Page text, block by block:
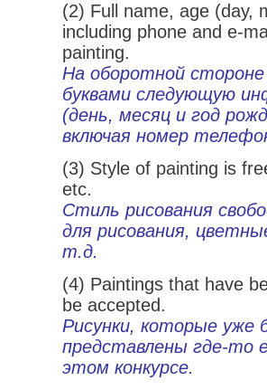
(2) Full name, age (day,
including phone and e-
painting.
На оборотной
буквами следующую
(день, месяц и год
включая номер
(3) Style of painting is
etc.
Стиль рисования
для рисования,
т.д.
(4) Paintings that have
be accepted.
Рисунки, которые уже
представлены где-то
этом конкурсе.